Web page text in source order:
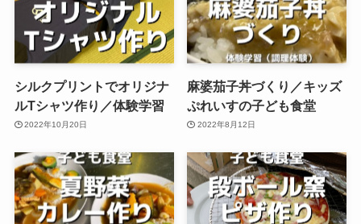
シルクプリントでオリジナ
ルTシャツ作り／体験学習
2022年10月20日
麻婆茄子丼づくり／キッズ
ぷれいすの子ども食堂
2022年8月12日